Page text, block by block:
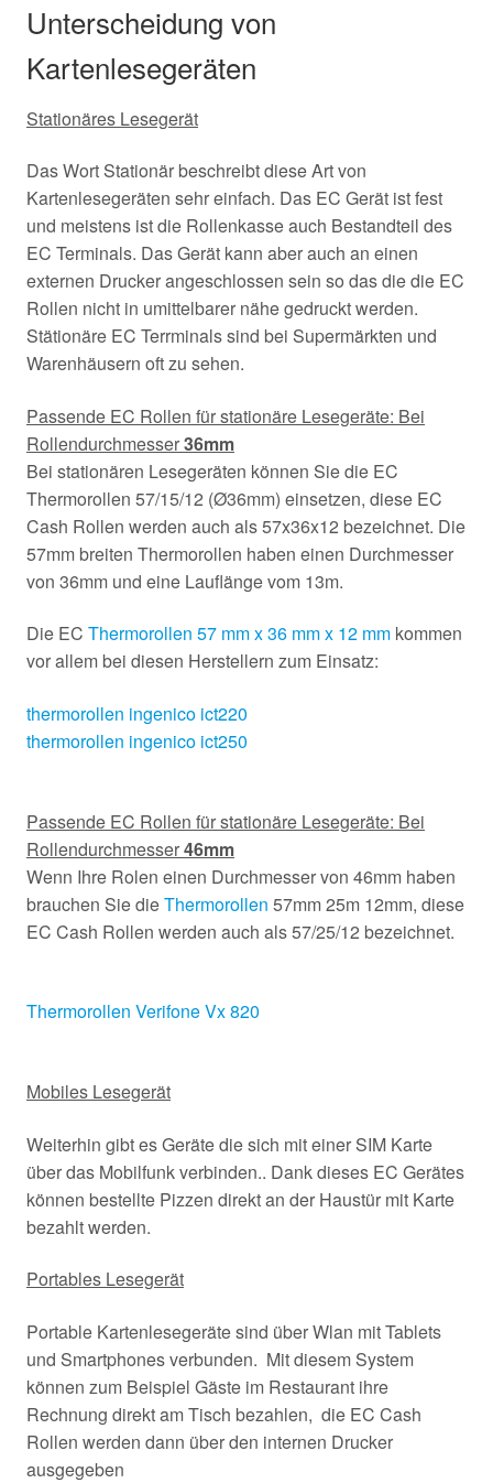
Unterscheidung von
Kartenlesegeräten
Stationäres Lesegerät
Das Wort Stationär beschreibt diese Art von
Kartenlesegeräten sehr einfach. Das EC Gerät ist fest
und meistens ist die Rollenkasse auch Bestandteil des
EC Terminals. Das Gerät kann aber auch an einen
externen Drucker angeschlossen sein so das die die EC
Rollen nicht in umittelbarer nähe gedruckt werden.
Stätionäre EC Terrminals sind bei Supermärkten und
Warenhäusern oft zu sehen.
Passende EC Rollen für stationäre Lesegeräte: Bei
Rollendurchmesser36mm
Bei stationären Lesegeräten können Sie die EC
Thermorollen 57/15/12 (Ø36mm) einsetzen, diese EC
Cash Rollen werden auch als 57x36x12 bezeichnet. Die
57mm breiten Thermorollen haben einen Durchmesser
von 36mm und eine Lauflänge vom 13m.
Die EC Thermorollen 57 mm x 36 mm x 12 mm kommen
vor allem bei diesen Herstellern zum Einsatz:
thermorollen ingenico ict220
thermorollen ingenico ict250
Passende EC Rollen für stationäre Lesegeräte: Bei
Rollendurchmesser46mm
Wenn Ihre Rolen einen Durchmesser von 46mm haben
brauchen Sie dieThermorollen 57mm 25m 12mm, diese
EC Cash Rollen werden auch als 57/25/12 bezeichnet.
Thermorollen Verifone Vx 820
Mobiles Lesegerät
Weiterhin gibt es Geräte die sich mit einer SIM Karte
über das Mobilfunk verbinden.. Dank dieses EC Gerätes
können bestellte Pizzen direkt an der Haustür mit Karte
bezahlt werden.
Portables Lesegerät
Portable Kartenlesegeräte sind über Wlan mit Tablets
und Smartphones verbunden. Mit diesem System
können zum Beispiel Gäste im Restaurant ihre
Rechnung direkt am Tisch bezahlen, die EC Cash
Rollen werden dann über den internen Drucker
ausgegeben